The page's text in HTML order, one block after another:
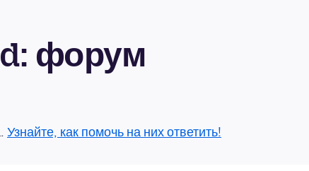
форум
Узнайте, как помочь на них ответить!